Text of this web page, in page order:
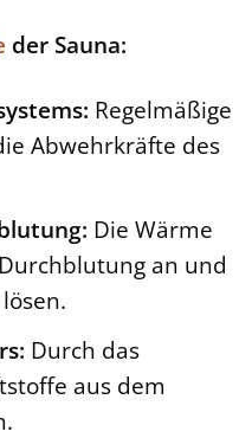
der Sauna:
Regelmäßige
Abwehrkräfte des
Die Wärme
an und
Durch das
aus dem